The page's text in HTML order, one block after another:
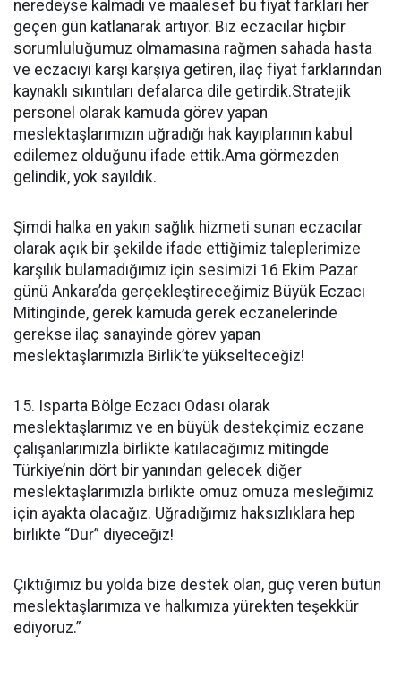
neredeyse kalmadı ve maalesef bu fiyat farkları her
geçen gün katlanarak artıyor. Biz eczacılar hiçbir
sorumluluğumuz olmamasına rağmen sahada hasta
ve eczacıyı karşı karşıya getiren, ilaç fiyat farklarından
kaynaklı sıkıntıları defalarca dile getirdik.Stratejik
personel olarak kamuda görev yapan
meslektaşlarımızın uğradığı hak kayıplarının kabul
edilemez olduğunu ifade ettik.Ama görmezden
gelindik, yok sayıldık.
Şimdi halka en yakın sağlık hizmeti sunan eczacılar
olarak açık bir şekilde ifade ettiğimiz taleplerimize
karşılık bulamadığımız için sesimizi 16 Ekim Pazar
günü Ankara’da gerçekleştireceğimiz Büyük Eczacı
Mitinginde, gerek kamuda gerek eczanelerinde
gerekse ilaç sanayinde görev yapan
meslektaşlarımızla Birlik’te yükselteceğiz!
15. Isparta Bölge Eczacı Odası olarak
meslektaşlarımız ve en büyük destekçimiz eczane
çalışanlarımızla birlikte katılacağımız mitingde
Türkiye’nin dört bir yanından gelecek diğer
meslektaşlarımızla birlikte omuz omuza mesleğimiz
için ayakta olacağız. Uğradığımız haksızlıklara hep
birlikte “Dur” diyeceğiz!
Çıktığımız bu yolda bize destek olan, güç veren bütün
meslektaşlarımıza ve halkımıza yürekten teşekkür
ediyoruz.”